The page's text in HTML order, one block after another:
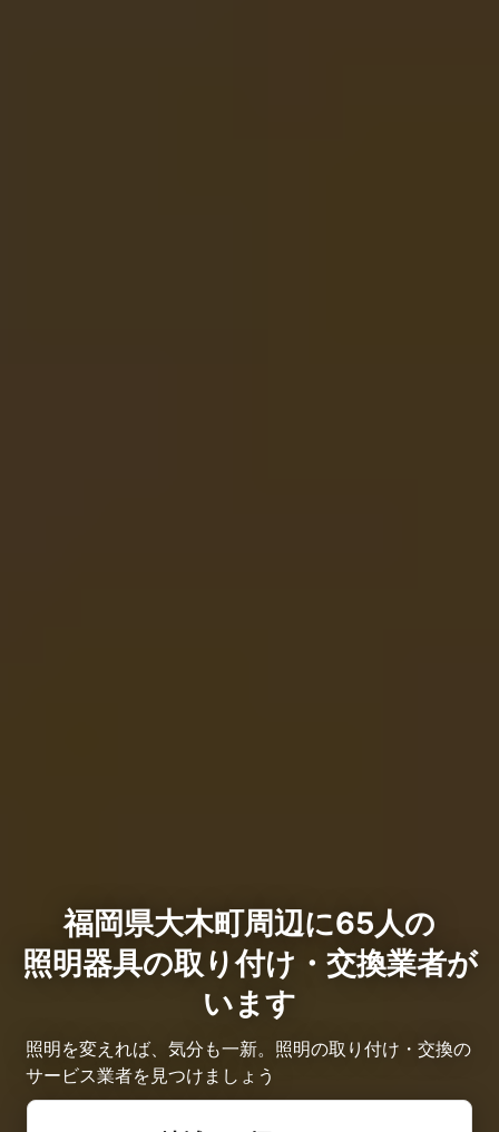
福岡県大木町周辺に65人の
照明器具の取り付け・交換業者が
います
照明を変えれば、気分も一新。照明の取り付け・交換の
サービス業者を見つけましょう